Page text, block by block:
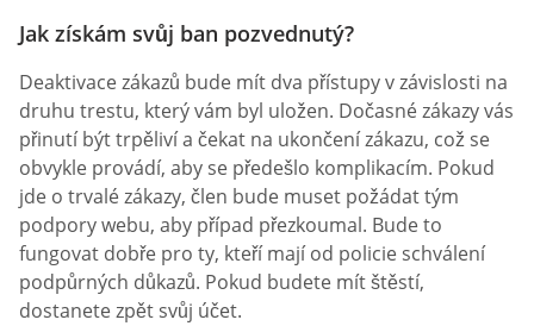
Jak získám svůj ban pozvednutý?
Deaktivace zákazů bude mít dva přístupy v závislosti na
druhu trestu, který vám byl uložen. Dočasné zákazy vás
přinutí být trpěliví a čekat na ukončení zákazu, což se
obvykle provádí, aby se předešlo komplikacím. Pokud
jde o trvalé zákazy, člen bude muset požádat tým
podpory webu, aby případ přezkoumal. Bude to
fungovat dobře pro ty, kteří mají od policie schválení
podpůrných důkazů. Pokud budete mít štěstí,
dostanete zpět svůj účet.